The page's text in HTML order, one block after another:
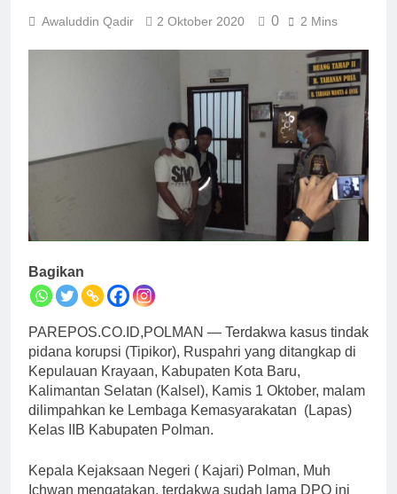
Awaluddin Qadir 2 Oktober 2020 0 2 Mins
Bagikan
PAREPOS.CO.ID,POLMAN — Terdakwa kasus tindak
pidana korupsi (Tipikor), Ruspahri yang ditangkap di
Kepulauan Krayaan, Kabupaten Kota Baru,
Kalimantan Selatan (Kalsel), Kamis 1 Oktober, malam
dilimpahkan ke Lembaga Kemasyarakatan (Lapas)
Kelas IIB Kabupaten Polman.
Kepala Kejaksaan Negeri ( Kajari) Polman, Muh
Ichwan mengatakan, terdakwa sudah lama DPO ini